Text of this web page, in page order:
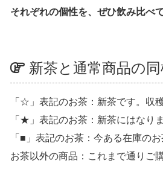
それぞれの個性を、ぜひ飲み比べ
新茶と通常商品の
「☆」表記のお茶：新茶です。収
「★」表記のお茶：新茶にはなり
「■」表記のお茶：今ある在庫の
お茶以外の商品：これまで通りご